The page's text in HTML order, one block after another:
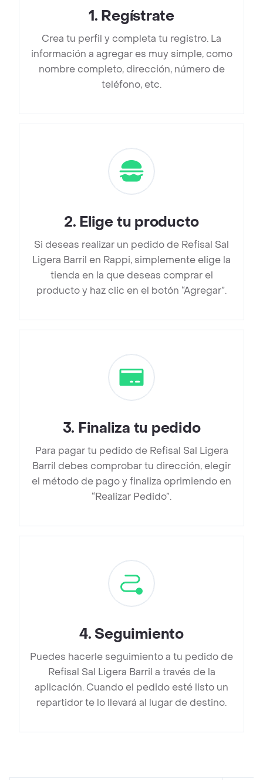
1. Regístrate
Crea tu perfil y completa tu registro. La
información a agregar es muy simple, como
nombre completo, dirección, número de
teléfono, etc.
2. Elige tu producto
Si deseas realizar un pedido de Refisal Sal
Ligera Barril en Rappi, simplemente elige la
tienda en la que deseas comprar el
producto y haz clic en el botón “Agregar”.
3. Finaliza tu pedido
Para pagar tu pedido de Refisal Sal Ligera
Barril debes comprobar tu dirección, elegir
el método de pago y finaliza oprimiendo en
“Realizar Pedido”.
4. Seguimiento
Puedes hacerle seguimiento a tu pedido de
Refisal Sal Ligera Barril a través de la
aplicación. Cuando el pedido esté listo un
repartidor te lo llevará al lugar de destino.